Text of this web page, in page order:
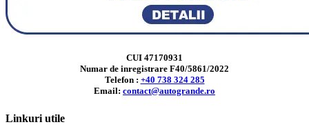
CUI 47170931
Numar de inregistrare F40/5861/2022
Telefon : +40 738 324 285
Email: contact@autogrande.ro
Linkuri utile